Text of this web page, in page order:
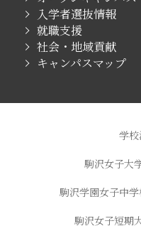
入学者選抜情報
就職支援
社会・地域貢献
キャンパスマップ
学
駒沢女子大
駒沢学園女子中
駒沢女子短期